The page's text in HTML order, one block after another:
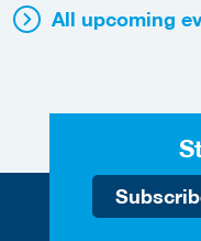
All upcoming